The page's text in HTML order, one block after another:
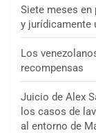
Siete meses
y jurídicamente
Los
recompensas
Juicio de Alex
los casos de
al entorno de